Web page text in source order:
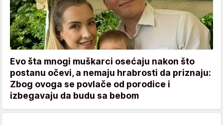
Evo šta mnogi muškarci osećaju nakon što
postanu očevi, a nemaju hrabrosti da priznaju:
Zbog ovoga se povlače od porodice i
izbegavaju da budu sa bebom